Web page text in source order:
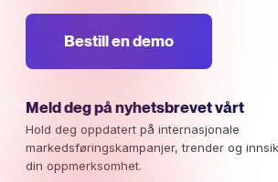
Bestill en demo
Meld deg på nyhetsbrevet vårt
Hold deg oppdatert på internasjonale
markedsføringskampanjer, trender og
din oppmerksomhet.